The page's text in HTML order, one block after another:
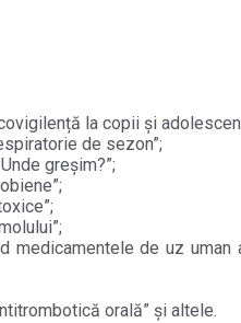
la copii și
de sezon”;
greșim?”;
medicamentele de uz uman
orală” și altele.